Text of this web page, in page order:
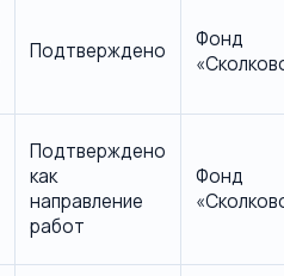
Подтверждено
Фонд
Подтверждено
как
направление
работ
Фонд